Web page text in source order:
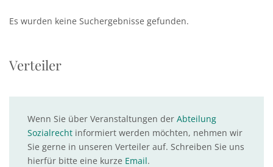
Es wurden keine Suchergebnisse gefunden.
Verteiler
Wenn Sie über Veranstaltungen der Abteilung
Sozialrecht informiert werden möchten, nehmen wir
Sie gerne in unseren Verteiler auf. Schreiben Sie uns
hierfür bitte eine kurze Email.